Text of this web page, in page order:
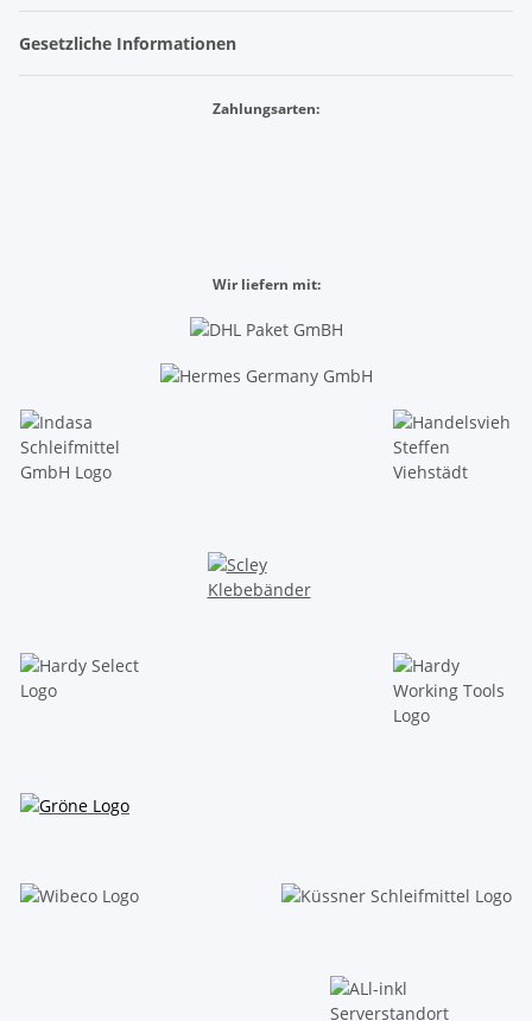
Gesetzliche Informationen
Zahlungsarten:
Wir liefern mit: